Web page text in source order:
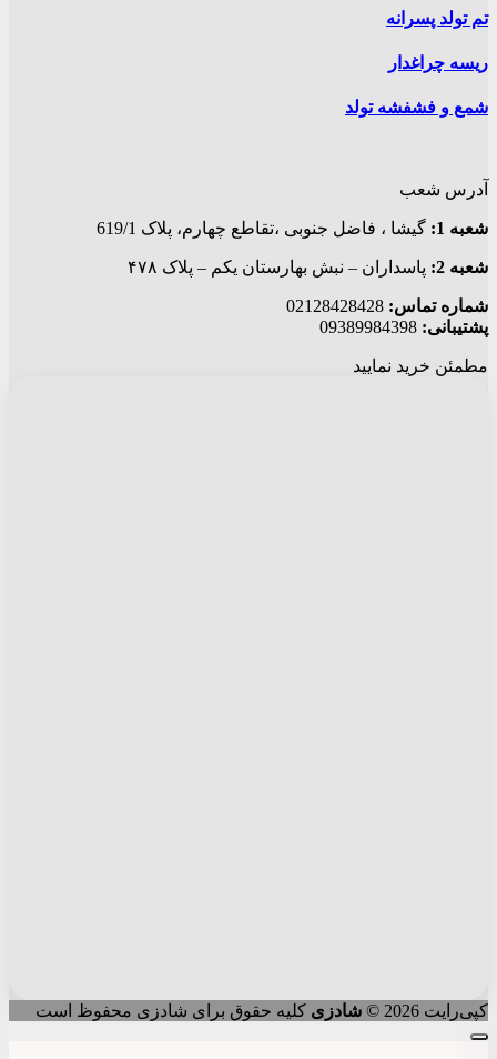
تم تولد پسرانه
ریسه چراغدار
شمع و فشفشه تولد
آدرس شعب
شعبه 1: گيشا ، فاضل جنوبی ،تقاطع چهارم، پلاک 619/1
شعبه 2: پاسداران – نبش بهارستان یکم – پلاک ۴۷۸
شماره تماس:
پشتیبانی:
مطمئن خرید نمایید
کپی‌رایت 2026 © شادزی کلیه حقوق برای شادزی محفوظ است